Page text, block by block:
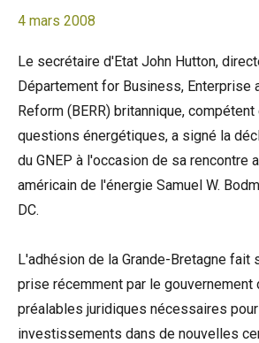
4 mars 2008
Le secrétaire d'Etat John Hutton,
Département for Business, Enterprise
Reform (BERR) britannique,
questions énergétiques, a signé la
du GNEP à l'occasion de sa rencontre
américain de l'énergie Samuel W.
DC.
L'adhésion de la Grande-Bretagne fait
prise récemment par le gouvernement
préalables juridiques nécessaires
investissements dans de nouvelles